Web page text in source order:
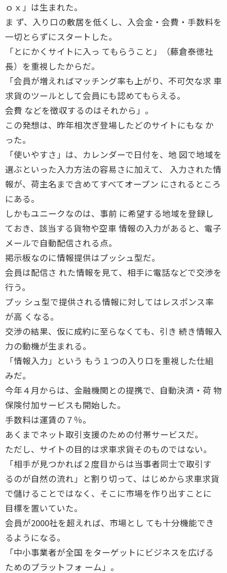
ｏｘ」は生まれた。
ま ず、入り口の敷居を低くし、入会金・会費・手数料を
一切とらずにスタートした。
「とにかくサイトに入っ てもらうこと」（藤倉泰徳社
長）を重視したからだ。
「会員が増えればマッチング率も上がり、不可欠な求 車
求貨のツールとして会員にも認めてもらえる。
会費 などを徴収するのはそれから」。
この発想は、昨年相次ぎ登場したどのサイトにもな か
った。
「使いやすさ」は、カレンダーで日付を、地 図で地域を
選ぶといった入力方法の容易さに加えて、 入力された情
報が、荷主名まで含めてすべてオープン にされるところ
にある。
しかもユニークなのは、事前 に希望する地域を登録し
ておき、該当する貨物や空車 情報の入力があると、電子
メールで自動配信される点。
掲示板なのに情報提供はプッシュ型だ。
会員は配信さ れた情報を見て、相手に電話などで交渉を
行う。
プッ シュ型で提供される情報に対してはレスポンス率
が高 くなる。
交渉の結果、仮に成約に至らなくても、引き 続き情報入
力の動機が生まれる。
「情報入力」という もう１つの入り口を重視した仕組
みだ。
今年４月からは、金融機関との提携で、自動決済・荷 物
保険付加サービスも開始した。
手数料は運賃の７％。
あくまでネット取引支援のための付帯サービスだ。
ただし、サイトの目的は求車求貨そのものではない。
「相手が見つかれば２度目からは当事者同士で取引す
るのが自然の流れ」と割り切って、はじめから求車求貨
で儲けることではなく、そこに市場を作り出すことに
目標を置いていた。
会員が2000社を超えれば、市場とし ても十分機能でき
るようになる。
「中小事業者が全国 をターゲットにビジネスを広げる
ためのプラットフォ ーム」。